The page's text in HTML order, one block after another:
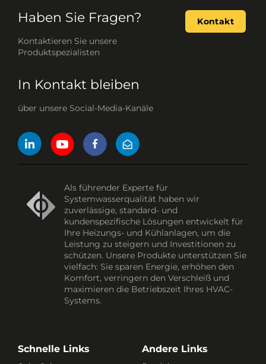
Haben Sie Fragen?
Kontaktieren Sie unsere
Produktspezialisten
Kontakt
In Kontakt bleiben
über unsere Social-Media-Kanäle
Als führender Experte für
Systemwasserqualität haben wir
zuverlässige, standard- und
kundenspezifische Lösungen entwickelt für
Ihre Heizungs- und Kühlanlagen, um die
Leistung zu steigern und Investitionen zu
schützen. Unsere Produkte unterstützen Sie
vielfach: Sie sparen Energie, erhöhen den
Komfort, verringern den Verschleiß und
maximieren die Betriebszeit Ihres HVAC-
Systems.
Schnelle Links Andere Links